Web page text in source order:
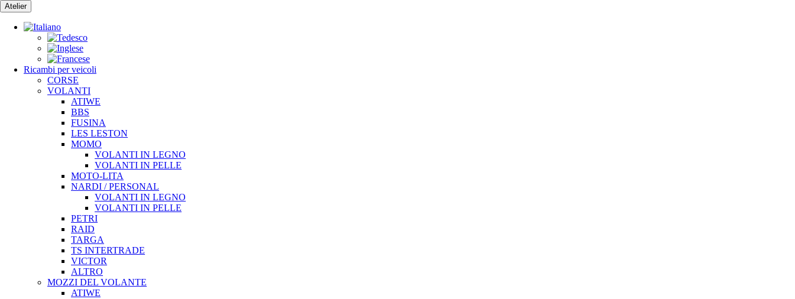
Vai
al
contenuto
Atelier
Ricambi per veicoli
CORSE
VOLANTI
ATIWE
BBS
FUSINA
LES LESTON
MOMO
VOLANTI IN LEGNO
VOLANTI IN PELLE
MOTO-LITA
NARDI / PERSONAL
VOLANTI IN LEGNO
VOLANTI IN PELLE
PETRI
RAID
TARGA
TS INTERTRADE
VICTOR
ALTRO
MOZZI DEL VOLANTE
ATIWE